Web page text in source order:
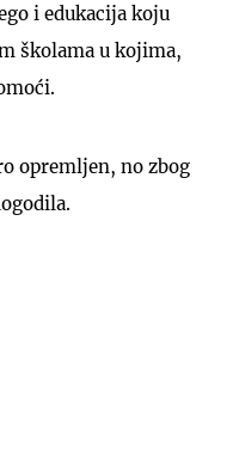
i edukacija koju
školama u kojima,
opremljen, no zbog